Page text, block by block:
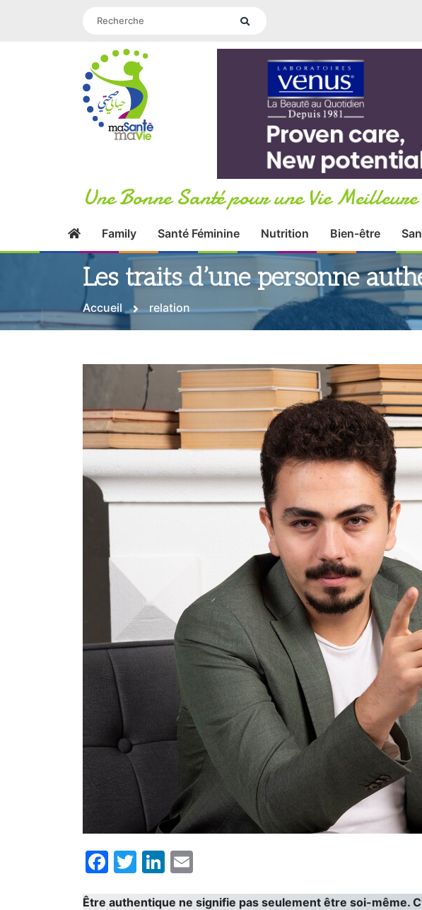
Une Bonne Santé pour une Vie Meilleure
Family Santé Féminine Nutrition Bien-être
Les traits d’une personne
Accueil relation
Facebook
TwitterLinkedIn
Être authentique ne signifie pas seulement être soi-même.